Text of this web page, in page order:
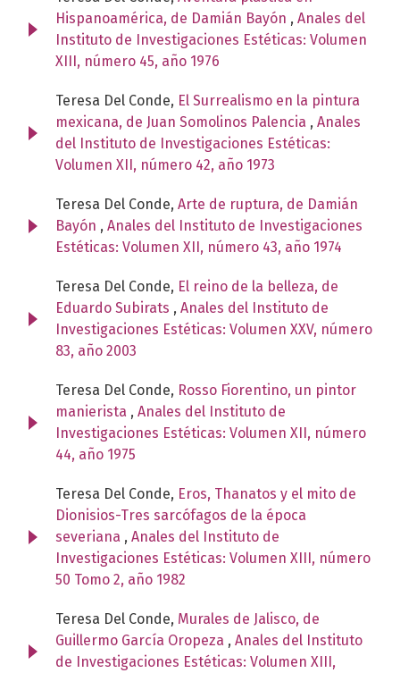
Hispanoamérica, de Damián Bayón , Anales del
Instituto de Investigaciones Estéticas: Volumen
XIII, número 45, año 1976
Teresa Del Conde, El Surrealismo en la pintura
mexicana, de Juan Somolinos Palencia , Anales
del Instituto de Investigaciones Estéticas:
Volumen XII, número 42, año 1973
Teresa Del Conde, Arte de ruptura, de Damián
Bayón , Anales del Instituto de Investigaciones
Estéticas: Volumen XII, número 43, año 1974
Teresa Del Conde, El reino de la belleza, de
Eduardo Subirats , Anales del Instituto de
Investigaciones Estéticas: Volumen XXV, número
83, año 2003
Teresa Del Conde, Rosso Fiorentino, un pintor
manierista , Anales del Instituto de
Investigaciones Estéticas: Volumen XII, número
44, año 1975
Teresa Del Conde, Eros, Thanatos y el mito de
Dionisios-Tres sarcófagos de la época
severiana , Anales del Instituto de
Investigaciones Estéticas: Volumen XIII, número
50 Tomo 2, año 1982
Teresa Del Conde, Murales de Jalisco, de
Guillermo García Oropeza , Anales del Instituto
de Investigaciones Estéticas: Volumen XIII,